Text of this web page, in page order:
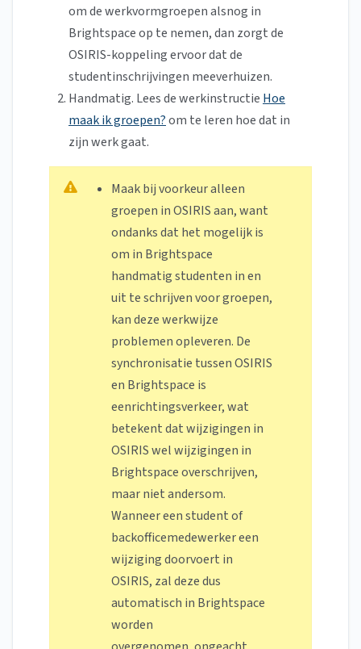
om de werkvormgroepen alsnog in
Brightspace op te nemen, dan zorgt de
OSIRIS-koppeling ervoor dat de
studentinschrijvingen meeverhuizen.
Handmatig. Lees de werkinstructie Hoe
maak ik groepen?om te leren hoe dat in
zijn werk gaat.
Maak bij voorkeur alleen
groepen in OSIRIS aan, want
ondanks dat het mogelijk is
om in Brightspace
handmatig studenten in en
uit te schrijven voor groepen,
kan deze werkwijze
problemen opleveren. De
synchronisatie tussen OSIRIS
en Brightspace is
eenrichtingsverkeer, wat
betekent dat wijzigingen in
OSIRIS wel wijzigingen in
Brightspace overschrijven,
maar niet andersom.
Wanneer een student of
backofficemedewerker een
wijziging doorvoert in
OSIRIS, zal deze dus
automatisch in Brightspace
worden